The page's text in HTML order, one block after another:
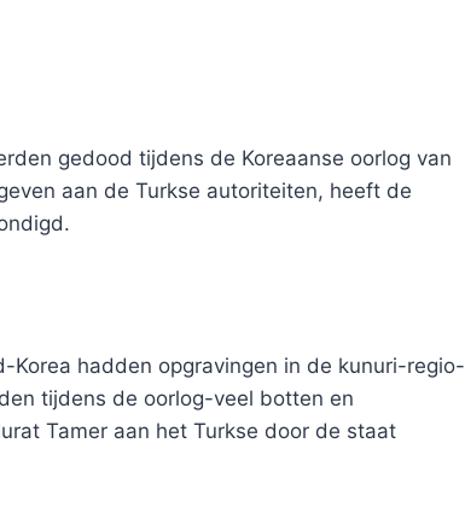
gedood tijdens de Koreaanse oorlog van
aan de Turkse autoriteiten, heeft de
Korea hadden opgravingen in de kunuri-regio-
tijdens de oorlog-veel botten en
Tamer aan het Turkse door de staat